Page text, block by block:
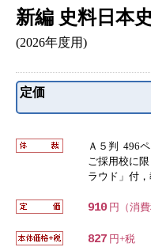
新編 史料日本史
(2026年度用)
定価
Ａ５判 496
ご採用校に
ラウド」付
910 円（消費
827 円+税